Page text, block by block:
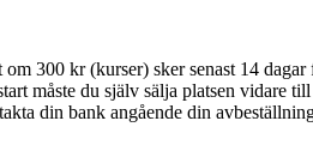
300 kr (kurser) sker senast 14 dagar
måste du själv sälja platsen vidare
din bank angående din